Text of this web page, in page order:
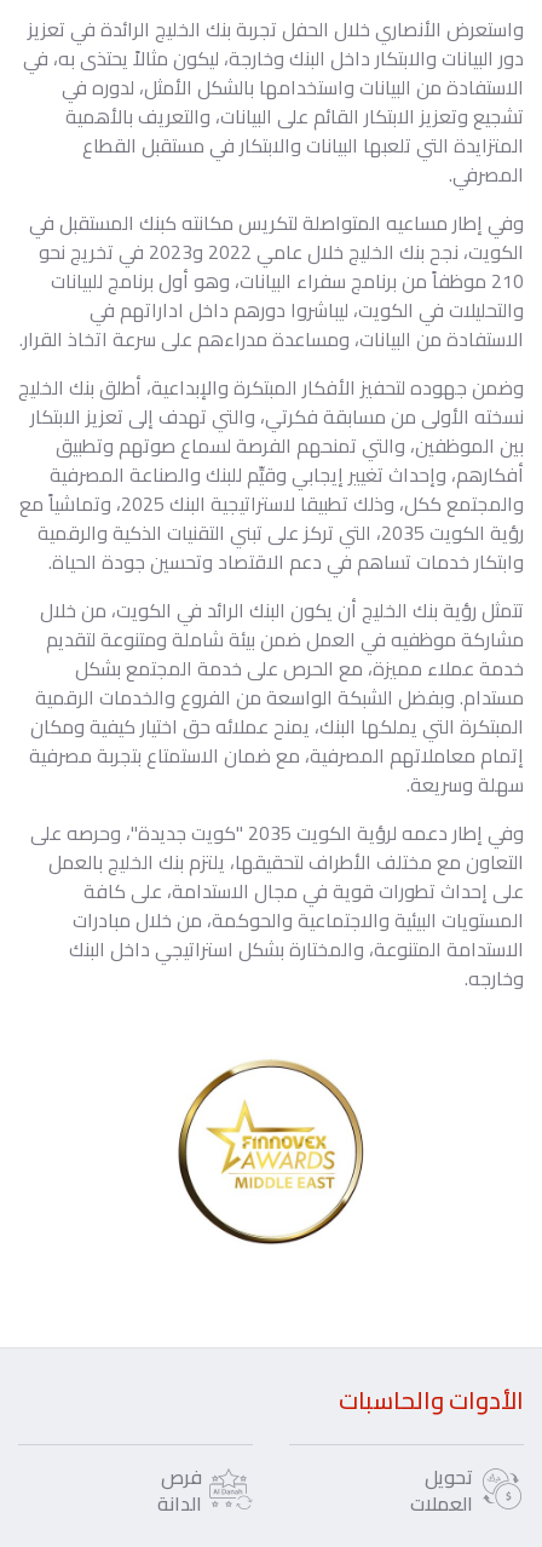
واستعرض الأنصاري خلال الحفل تجربة بنك الخليج الرائدة في تعزيز
دور البيانات والابتكار داخل البنك وخارجة، ليكون مثالاً يحتذى به، في
الاستفادة من البيانات واستخدامها بالشكل الأمثل، لدوره في
تشجيع وتعزيز الابتكار القائم على البيانات، والتعريف بالأهمية
المتزايدة التي تلعبها البيانات والابتكار في مستقبل القطاع
المصرفي.
وفي إطار مساعيه المتواصلة لتكريس مكانته كبنك المستقبل في
الكويت، نجح بنك الخليج خلال عامي 2022 و2023 في تخريج نحو
210 موظفاً من برنامج سفراء البيانات، وهو أول برنامج للبيانات
والتحليلات في الكويت، ليباشروا دورهم داخل اداراتهم في
الاستفادة من البيانات، ومساعدة مدراءهم على سرعة اتخاذ القرار.
وضمن جهوده لتحفيز الأفكار المبتكرة والإبداعية، أطلق بنك الخليج
نسخته الأولى من مسابقة فكرتي، والتي تهدف إلى تعزيز الابتكار
بين الموظفين، والتي تمنحهم الفرصة لسماع صوتهم وتطبيق
أفكارهم، وإحداث تغيير إيجابي وقيِّم للبنك والصناعة المصرفية
والمجتمع ككل، وذلك تطبيقا لاستراتيجية البنك 2025، وتماشياً مع
رؤية الكويت 2035، التي تركز على تبني التقنيات الذكية والرقمية
وابتكار خدمات تساهم في دعم الاقتصاد وتحسين جودة الحياة.
تتمثل رؤية بنك الخليج أن يكون البنك الرائد في الكويت، من خلال
مشاركة موظفيه في العمل ضمن بيئة شاملة ومتنوعة لتقديم
خدمة عملاء مميزة، مع الحرص على خدمة المجتمع بشكل
مستدام. وبفضل الشبكة الواسعة من الفروع والخدمات الرقمية
المبتكرة التي يملكها البنك، يمنح عملائه حق اختيار كيفية ومكان
إتمام معاملاتهم المصرفية، مع ضمان الاستمتاع بتجربة مصرفية
سهلة وسريعة.
وفي إطار دعمه لرؤية الكويت 2035 "كويت جديدة"، وحرصه على
التعاون مع مختلف الأطراف لتحقيقها، يلتزم بنك الخليج بالعمل
على إحداث تطورات قوية في مجال الاستدامة، على كافة
المستويات البيئية والاجتماعية والحوكمة، من خلال مبادرات
الاستدامة المتنوعة، والمختارة بشكل استراتيجي داخل البنك
وخارجه.
الأدوات والحاسبات
تحويل
العملات
فرص
الدانة